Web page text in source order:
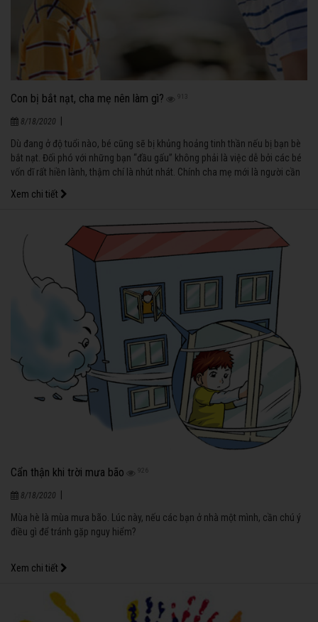
Con bị bắt nạt, cha mẹ nên làm gì? 913
8/18/2020
Dù đang ở độ tuổi nào, bé cũng sẽ bị khủng hoảng tinh thần nếu bị bạn bè
bắt nạt. Đối phó với những bạn “đầu gấu” không phải là việc dễ bởi các bé
vốn dĩ rất hiền lành, thậm chí là nhút nhát. Chính cha mẹ mới là người cần
Xem chi tiết
Cẩn thận khi trời mưa bão 926
8/18/2020
Mùa hè là mùa mưa bão. Lúc này, nếu các bạn ở nhà một mình, cần chú ý
điều gì để tránh gặp nguy hiểm?
Xem chi tiết